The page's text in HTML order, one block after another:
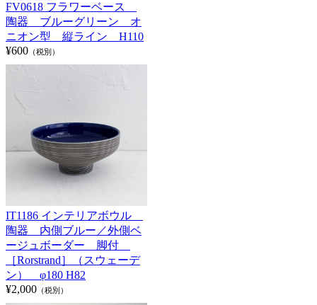
FV0618 フラワーベース
陶器 ブルーグリーン オ
ニオン型 縦ライン H110
¥600 （税別）
IT1186 インテリアボウル
陶器 内側ブルー／外側ベ
ージュボーダー 脚付
［Rorstrand］（スウェーデ
ン） φ180 H82
¥2,000 （税別）